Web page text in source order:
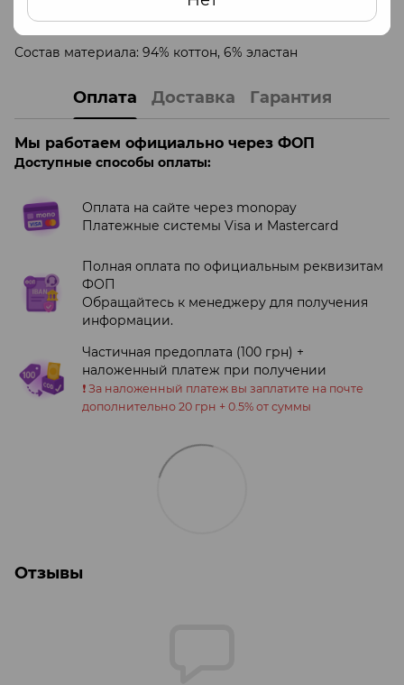
Топ изготовлен в Европе с соблюдением всех
стандартов качества.
Состав материала: 94% коттон, 6% эластан
Оплата Доставка Гарантия
Мы работаем официально через ФОП
Доступные способы оплаты:
Оплата на сайте через monopay
Платежные системы Visa и Mastercard
Полная оплата по официальным реквизитам
ФОП
Обращайтесь к менеджеру для получения
информации.
Частичная предоплата (100 грн) +
наложенный платеж при получении
❗️ За наложенный платеж вы заплатите на почте
дополнительно 20 грн + 0.5% от суммы
Отзывы